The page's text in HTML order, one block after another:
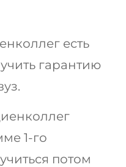
есть
гарантию
1-го
потом